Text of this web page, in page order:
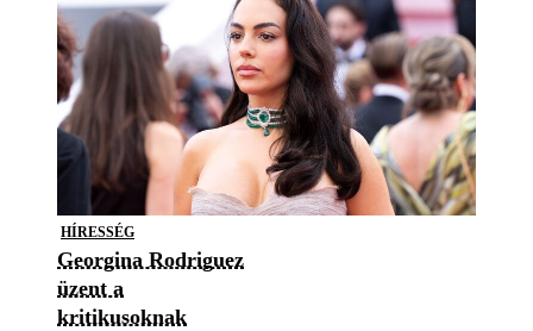
HÍRESSÉG
Georgina Rodriguez
üzent a
kritikusoknak